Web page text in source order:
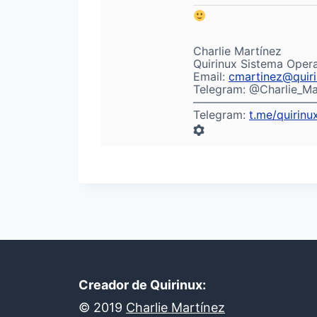
Charlie Martínez
Quirinux Sistema
Email:
Telegram:
Telegram: t.me/
Creador de Quirinux:
© 2019 Charlie Martínez